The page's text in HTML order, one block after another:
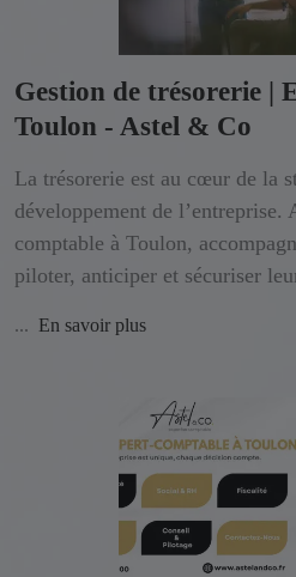
Gestion de trésorerie |
Toulon - Astel & Co
La trésorerie est au cœur de la
développement de
comptable à Toulon,
piloter, anticiper et sécuriser
... En savoir plus